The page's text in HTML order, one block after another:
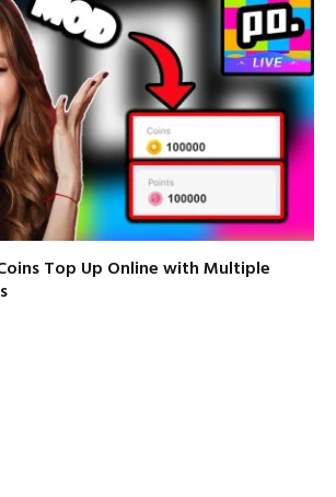
Top Up Online with Multiple